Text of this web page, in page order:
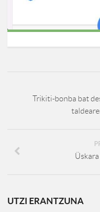
Trikiti-bonba bat
UTZI ERANTZUNA